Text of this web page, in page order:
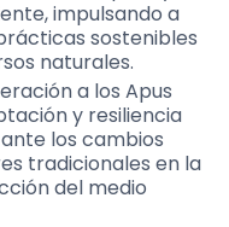
impulsando a
sostenibles
naturales.
a los Apus
y resiliencia
los cambios
tradicionales en la
del medio